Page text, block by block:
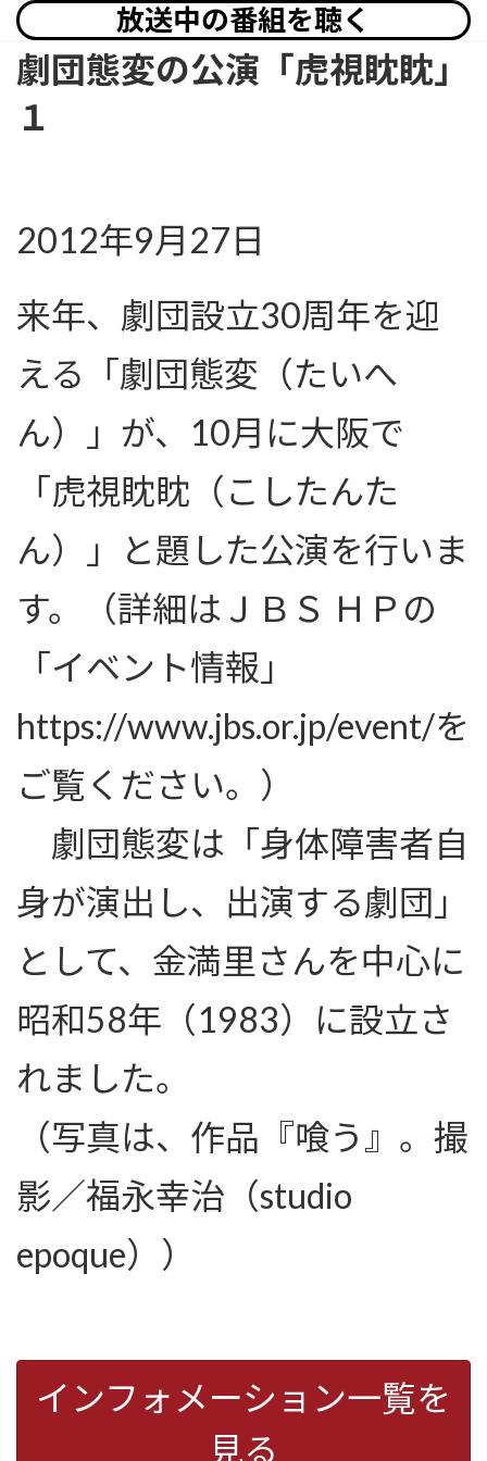
放送中の番組を聴く
劇団態変の公演「虎視眈眈」
１
2012年9月27日
来年、劇団設立30周年を迎
える「劇団態変（たいへ
ん）」が、10月に大阪で
「虎視眈眈（こしたんた
ん）」と題した公演を行いま
す。（詳細はＪＢＳ ＨＰの
「イベント情報」
https://www.jbs.or.jp/event/を
ご覧ください。）
劇団態変は「身体障害者自
身が演出し、出演する劇団」
として、金満里さんを中心に
昭和58年（1983）に設立さ
れました。
（写真は、作品『喰う』。撮
影／福永幸治（studio
epoque））
インフォメーション一覧を
見る